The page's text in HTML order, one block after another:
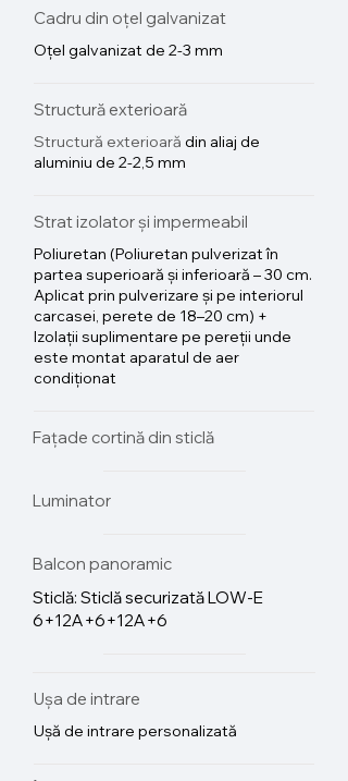
Cadru din oțel galvanizat
Oțel galvanizat de 2-3 mm
Structură exterioară
Structură exterioară din aliaj de
aluminiu de 2-2,5 mm
Strat izolator și impermeabil
Poliuretan (Poliuretan pulverizat în
partea superioară și inferioară – 30 cm.
Aplicat prin pulverizare și pe interiorul
carcasei, perete de 18–20 cm) +
Izolații suplimentare pe pereții unde
este montat aparatul de aer
condiționat
Fațade cortină din sticlă
Luminator
Balcon panoramic
Sticlă: Sticlă securizată LOW-E
6+12A+6+12A+6
Ușa de intrare
Ușă de intrare personalizată